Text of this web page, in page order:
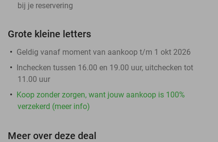
bij je reservering
Grote kleine letters
Geldig vanaf moment van aankoop t/m 1 okt 2026
Inchecken tussen 16.00 en 19.00 uur, uitchecken tot
11.00 uur
Koop zonder zorgen, want jouw aankoop is 100%
verzekerd (meer info)
Meer over deze deal